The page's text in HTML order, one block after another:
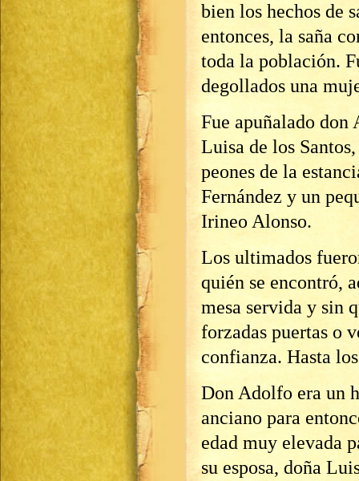
bien los hechos de
entonces, la saña
toda la población.
degollados una
Fue apuñalado don
Luisa de los
peones de la
Fernández y un
Irineo Alonso.
Los ultimados
quién se encontró,
mesa servida y sin
forzadas puertas o
confianza. Hasta
Don Adolfo era un
anciano para
edad muy elevada
su esposa, doña